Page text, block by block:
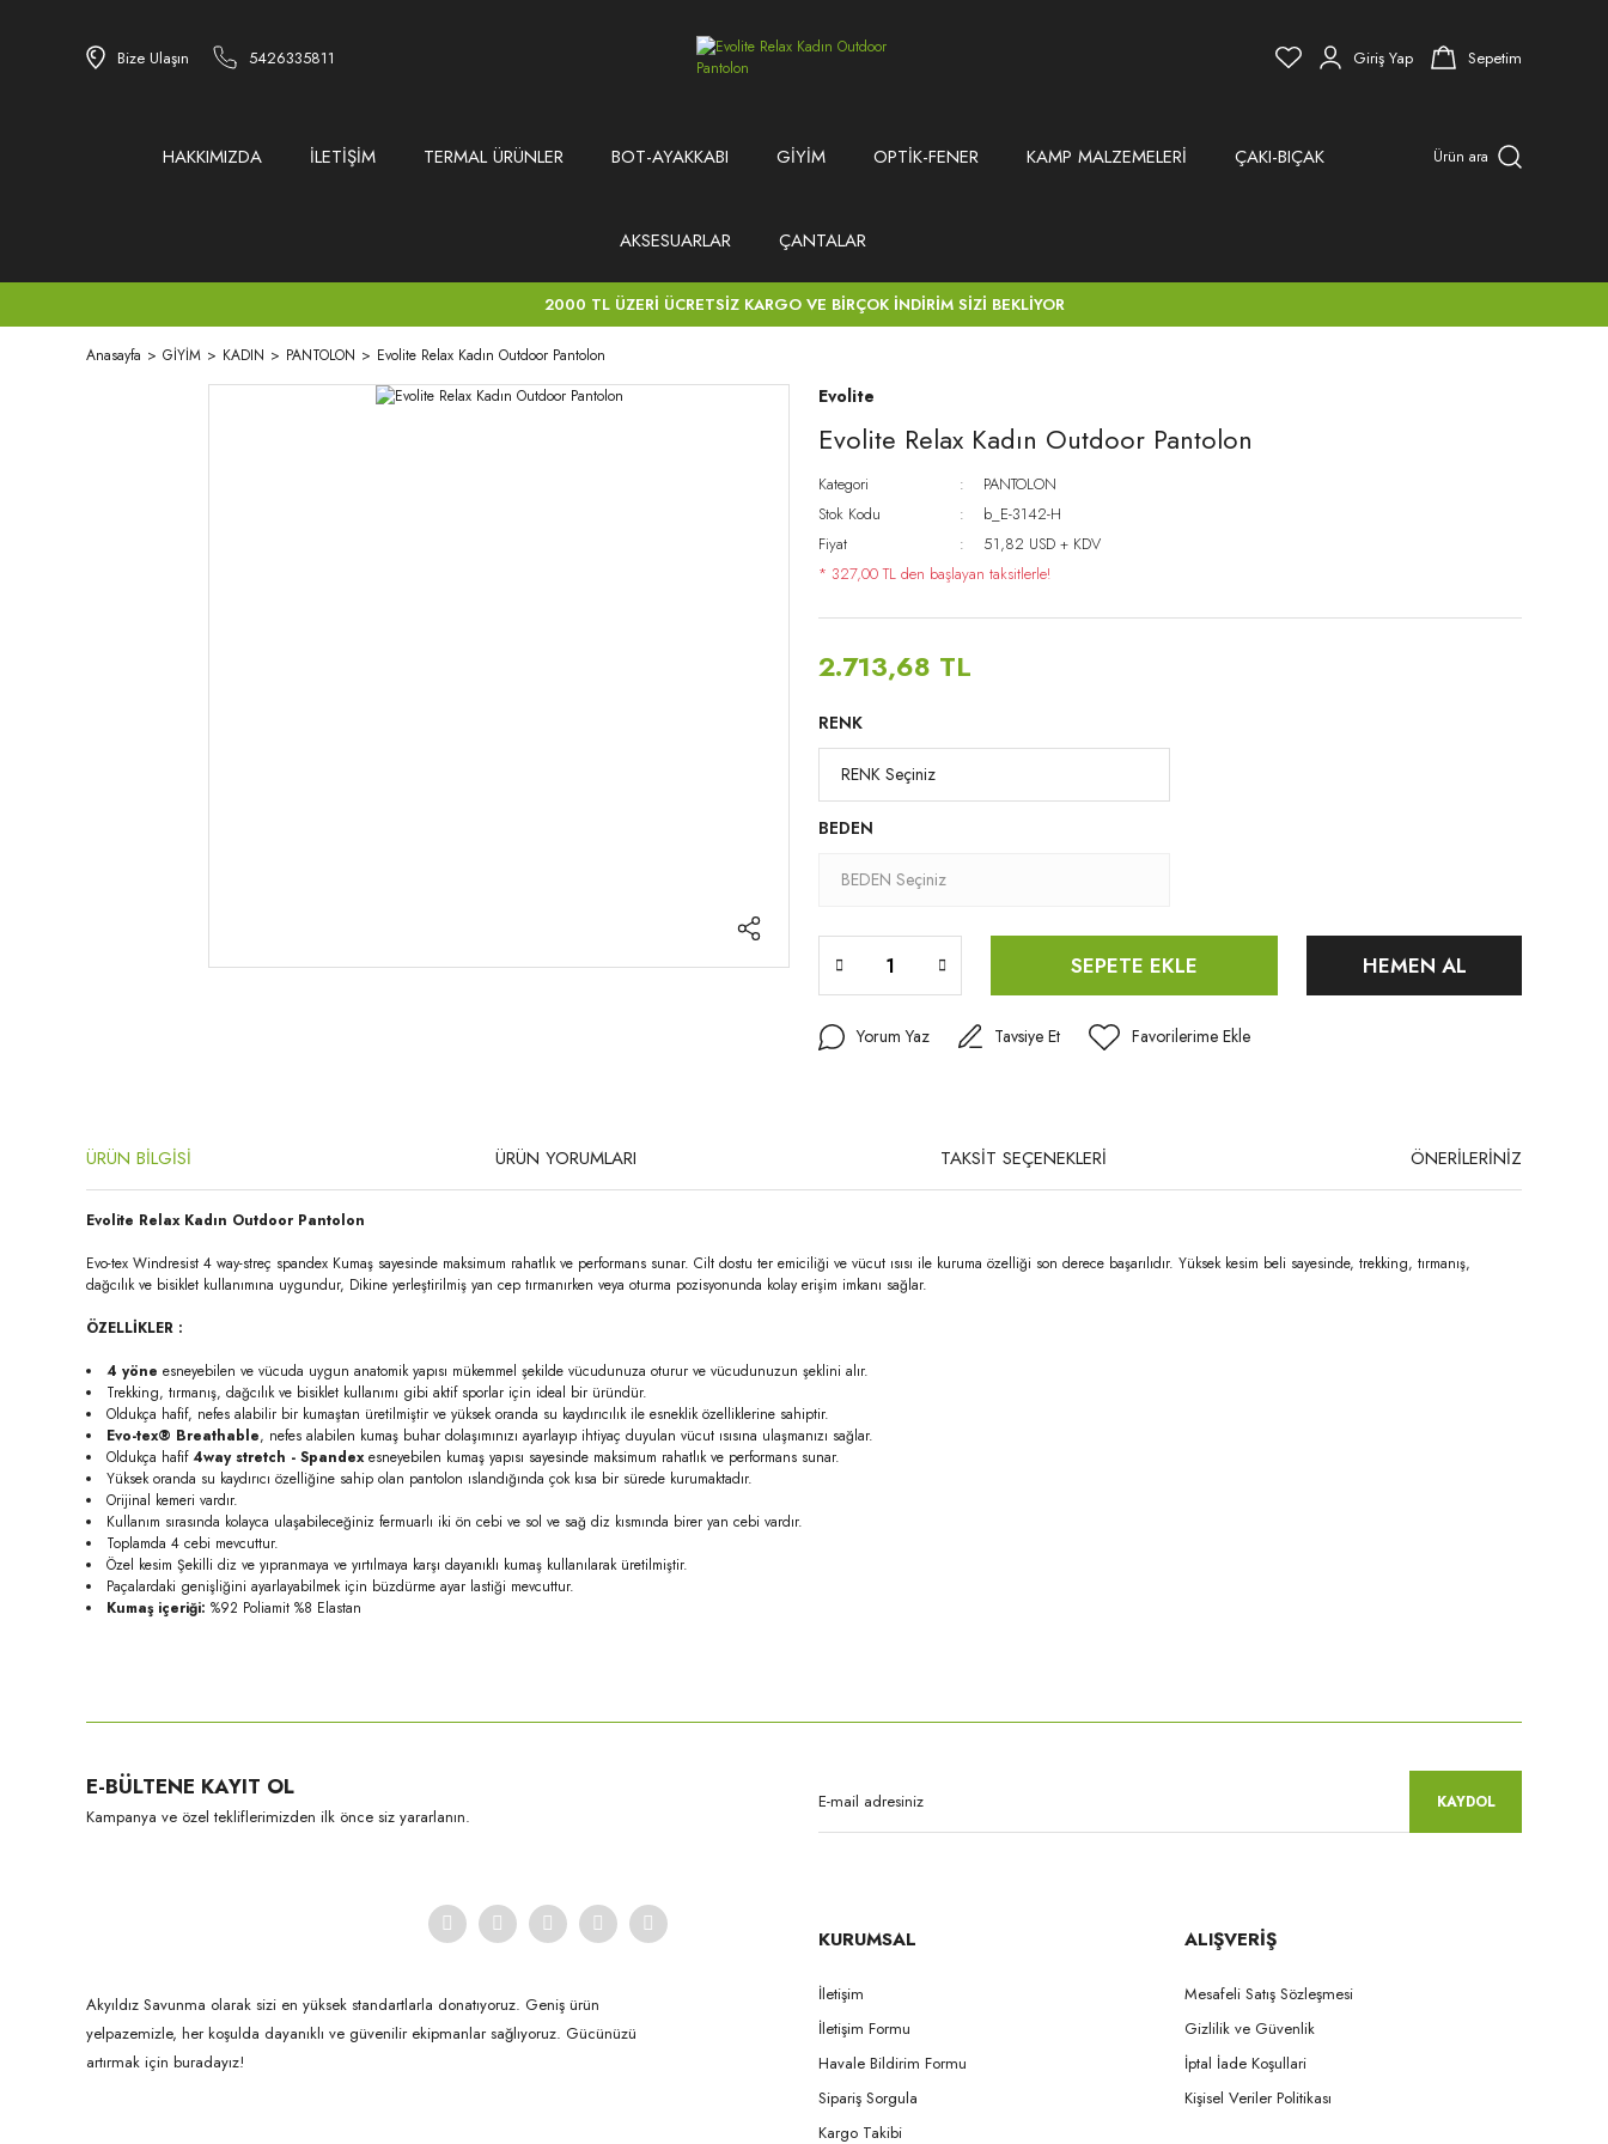
Bize Ulaşın 5426335811 Giriş Yap Sepetim
HAKKIMIZDA İLETİŞİM TERMAL ÜRÜNLER BOT-AYAKKABI GİYİM OPTİK-FENER KAMP MALZEMELERİ ÇAKI-BIÇAK
AKSESUARLAR ÇANTALAR
Ürün ara
2000 TL ÜZERİ ÜCRETSİZ KARGO VE BİRÇOK İNDİRİM SİZİ BEKLİYOR
Anasayfa GİYİM KADIN PANTOLON Evolite Relax Kadın Outdoor Pantolon
Evolite
Evolite Relax Kadın Outdoor Pantolon
Kategori
PANTOLON
Stok Kodu
b_E-3142-H
Fiyat
51,82 USD + KDV
* 327,00 TL den başlayan taksitlerle!
2.713,68 TL
RENK
BEDEN
SEPETE EKLE HEMEN AL
Yorum Yaz Tavsiye Et
ÜRÜN BİLGİSİ ÜRÜN YORUMLARI TAKSİT SEÇENEKLERİ ÖNERİLERİNİZ
Evolite Relax Kadın Outdoor Pantolon
Evo-tex Windresist 4 way-streç spandex Kumaş sayesinde maksimum rahatlık ve performans sunar. Cilt dostu ter emiciliği ve vücut ısısı ile kuruma özelliği son derece başarılıdır. Yüksek kesim beli sayesinde, trekking, tırmanış,
dağcılık ve bisiklet kullanımına uygundur, Dikine yerleştirilmiş yan cep tırmanırken veya oturma pozisyonunda kolay erişim imkanı sağlar.
ÖZELLİKLER :
4 yöne esneyebilen ve vücuda uygun anatomik yapısı mükemmel şekilde vücudunuza oturur ve vücudunuzun şeklini alır.
Trekking, tırmanış, dağcılık ve bisiklet kullanımı gibi aktif sporlar için ideal bir üründür.
Oldukça hafif, nefes alabilir bir kumaştan üretilmiştir ve yüksek oranda su kaydırıcılık ile esneklik özelliklerine sahiptir.
Evo-tex® Breathable, nefes alabilen kumaş buhar dolaşımınızı ayarlayıp ihtiyaç duyulan vücut ısısına ulaşmanızı sağlar.
Oldukça hafif4way stretch - Spandex esneyebilen kumaş yapısı sayesinde maksimum rahatlık ve performans sunar.
Yüksek oranda su kaydırıcı özelliğine sahip olan pantolon ıslandığında çok kısa bir sürede kurumaktadır.
Orijinal kemeri vardır.
Kullanım sırasında kolayca ulaşabileceğiniz fermuarlı iki ön cebi ve sol ve sağ diz kısmında birer yan cebi vardır.
Toplamda 4 cebi mevcuttur.
Özel kesim Şekilli diz ve yıpranmaya ve yırtılmaya karşı dayanıklı kumaş kullanılarak üretilmiştir.
Paçalardaki genişliğini ayarlayabilmek için büzdürme ayar lastiği mevcuttur.
Kumaş içeriği: %92 Poliamit %8 Elastan
Ürün açıklamasında eksik bilgiler bulunuyor.
Ürün bilgilerinde hatalar bulunuyor.
E-BÜLTENE KAYIT OL
Kampanya ve özel tekliflerimizden ilk önce siz yararlanın.
KAYDOL
Akyıldız Savunma olarak sizi en yüksek standartlarla donatıyoruz. Geniş ürün
yelpazemizle, her koşulda dayanıklı ve güvenilir ekipmanlar sağlıyoruz. Gücünüzü
artırmak için buradayız!
KURUMSAL
İletişim
İletişim Formu
Havale Bildirim Formu
Sipariş Sorgula
Kargo Takibi
ALIŞVERİŞ
Mesafeli Satış Sözleşmesi
Gizlilik ve Güvenlik
İptal İade Koşullari
Kişisel Veriler Politikası